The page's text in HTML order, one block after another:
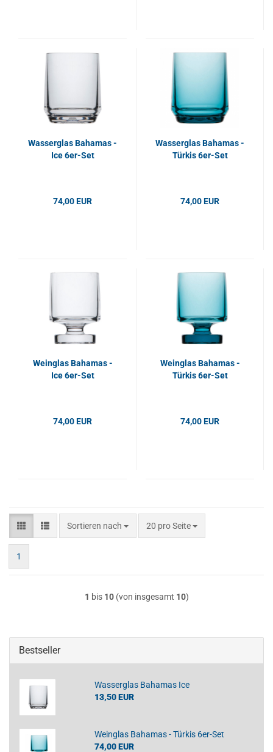
Wasserglas Bahamas -
Ice 6er-Set
74,00 EUR
Wasserglas Bahamas -
Türkis 6er-Set
74,00 EUR
Weinglas Bahamas -
Ice 6er-Set
74,00 EUR
Weinglas Bahamas -
Türkis 6er-Set
74,00 EUR
Sortieren nach
Sortieren nach 20 pro Seite
pro Seite
1
1 bis 10(von insgesamt 10)
Bestseller
Wasserglas Bahamas Ice
13,50 EUR
Weinglas Bahamas - Türkis 6er-Set
74,00 EUR